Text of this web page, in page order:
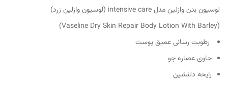
لوسیون بدن وازلین مدل intensive care (لوسیون وازلین زرد)
(Vaseline Dry Skin Repair Body Lotion With Barley)
رطوبت رسانی عمیق پوست
حاوی عصاره جو
رایحه دلنشین